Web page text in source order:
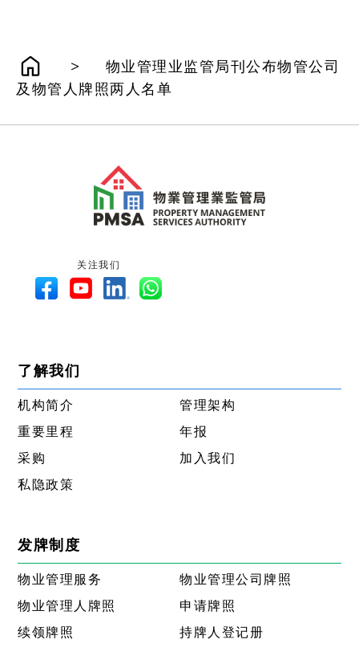
>
物业管理业监管局刊公布物管公司
及物管人牌照两人名单
关注我们
了解我们
机构简介
管理架构
重要里程
年报
采购
加入我们
私隐政策
发牌制度
物业管理服务
物业管理公司牌照
物业管理人牌照
申请牌照
续领牌照
持牌人登记册